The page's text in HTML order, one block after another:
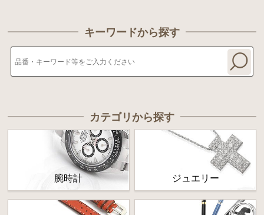
キーワードから探す
カテゴリから探す
腕時計 ジュエリー